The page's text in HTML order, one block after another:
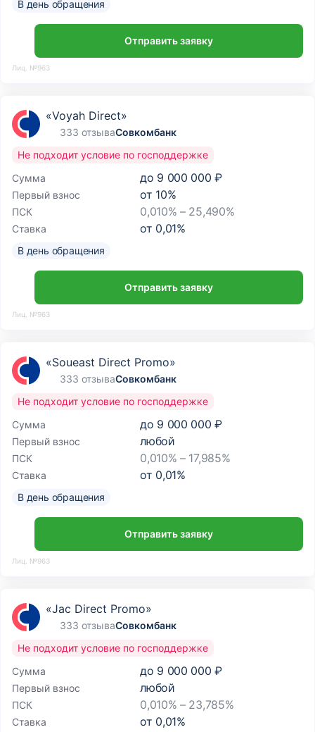
В день обращения
Отправить заявку
Лиц. №963
«Voyah Direct»
333 отзываСовкомбанк
Сумма до 9 000 000 ₽
Первый взнос от 10%
ПСК 0,010% – 25,490%
Ставка от 0,01%
Не подходит условие по господдержке
В день обращения
Отправить заявку
Лиц. №963
«Soueast Direct Promo»
333 отзываСовкомбанк
Сумма до 9 000 000 ₽
Первый взнос любой
ПСК 0,010% – 17,985%
Ставка от 0,01%
Не подходит условие по господдержке
В день обращения
Отправить заявку
Лиц. №963
«Jac Direct Promo»
333 отзываСовкомбанк
Сумма до 9 000 000 ₽
Первый взнос любой
ПСК 0,010% – 23,785%
Ставка от 0,01%
Не подходит условие по господдержке